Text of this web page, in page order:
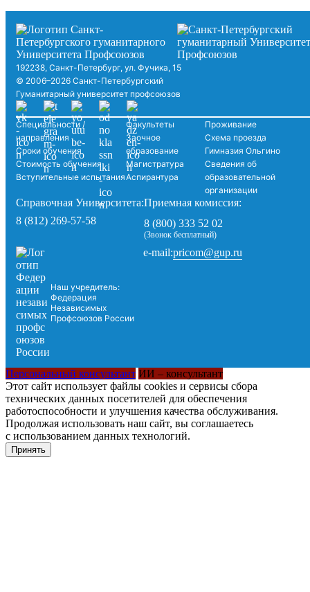
192238, Санкт-Петербург, ул. Фучика, 15
© 2006–2026 Санкт-Петербургский
Гуманитарный университет профсоюзов
Специальности /
направления
Сроки обучения
Стоимость обучения
Вступительные испытания
Факультеты
Заочное
образование
Магистратура
Аспирантура
Проживание
Схема проезда
Гимназия Ольгино
Сведения об
образовательной
организации
Справочная Университета:
8 (812) 269-57-58
Приемная комиссия:
8 (800) 333 52 02
(Звонок бесплатный)
Наш учредитель:
Федерация
Независимых
Профсоюзов России
e-mail:pricom@gup.ru
Персональный консультант ИИ – консультант
Этот сайт использует файлы cookies и сервисы сбора
технических данных посетителей для обеспечения
работоспособности и улучшения качества обслуживания.
Продолжая использовать наш сайт, вы соглашаетесь
с использованием данных технологий.
Принять